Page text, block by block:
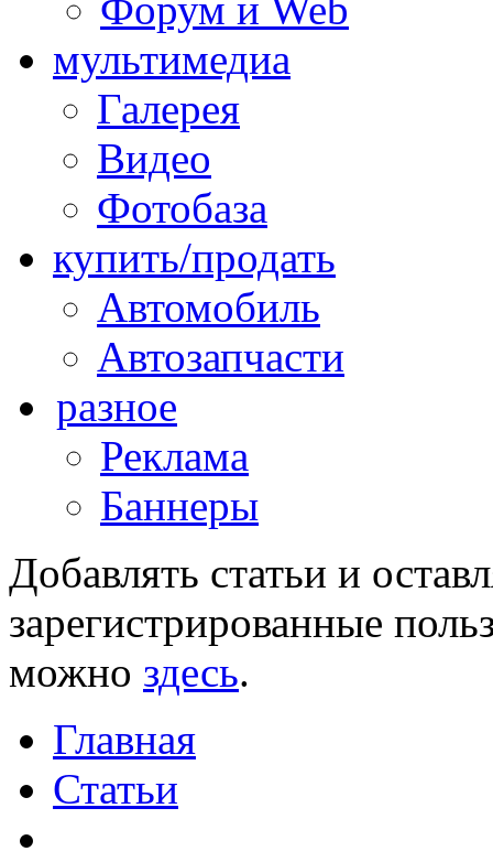
мультимедиа
Галерея
Видео
Фотобаза
купить/продать
Автомобиль
Автозапчасти
разное
Реклама
Баннеры
Добавлять статьи и
зарегистрированные
можно здесь.
Главная
Статьи